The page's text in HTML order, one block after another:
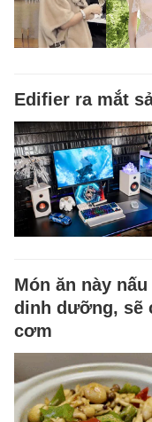
Edifier ra mắt
Món ăn này
dinh dưỡng, sẽ
cơm